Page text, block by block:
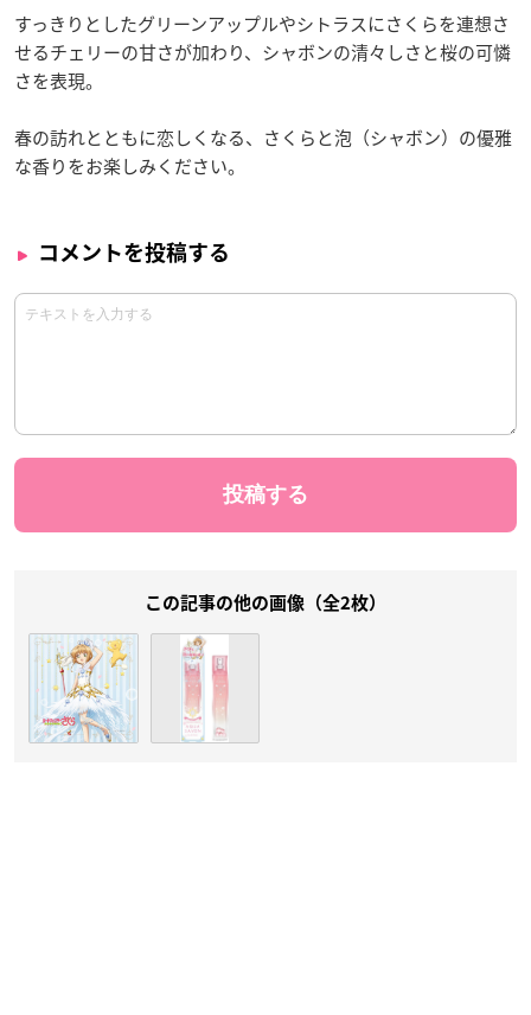
すっきりとしたグリーンアップルやシトラスにさくらを連想さ
せるチェリーの甘さが加わり、シャボンの清々しさと桜の可憐
さを表現。
春の訪れとともに恋しくなる、さくらと泡（シャボン）の優雅
な香りをお楽しみください。
コメントを投稿する
この記事の他の画像（全2枚）